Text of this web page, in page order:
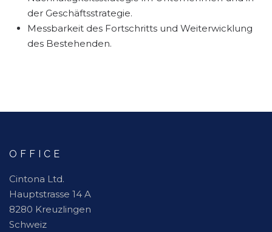
der Geschäftsstrategie.
Messbarkeit des Fortschritts und Weiterwicklung
des Bestehenden.
OFFICE
Cintona Ltd.
Hauptstrasse 14 A
8280 Kreuzlingen
Schweiz